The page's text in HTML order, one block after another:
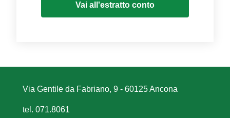
Vai all'estratto conto
Via Gentile da Fabriano, 9 - 60125 Ancona
tel. 071.8061